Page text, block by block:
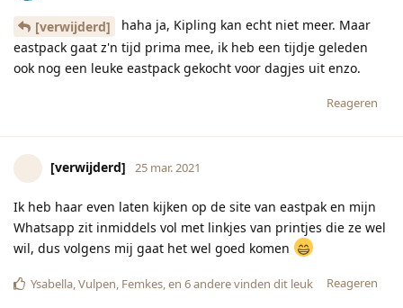
[verwijderd]
haha ja, Kipling kan echt niet meer. Maar
eastpack gaat z'n tijd prima mee, ik heb een tijdje geleden
ook nog een leuke eastpack gekocht voor dagjes uit enzo.
Reageren
[verwijderd] 25 mar. 2021
Ik heb haar even laten kijken op de site van eastpak en mijn
Whatsapp zit inmiddels vol met linkjes van printjes die ze wel
wil, dus volgens mij gaat het wel goed komen
Reageren
Ysabella,Vulpen, Femkes, en 6anderevinden dit leuk